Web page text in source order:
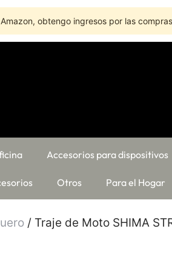
obtengo ingresos por las
Accesorios para dispositivos
Otros Para el Hogar
/ Traje de Moto SHIMA